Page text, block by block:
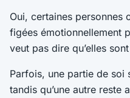
Oui, certaines personnes
figées émotionnellement
veut pas dire qu’elles
Parfois, une partie de soi
tandis qu’une autre reste